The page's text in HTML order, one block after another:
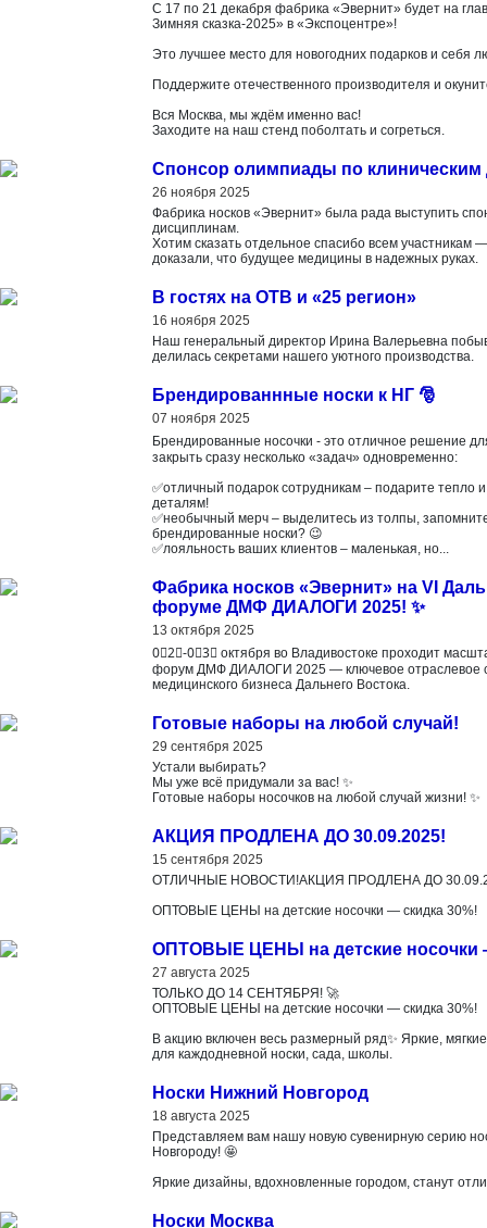
С 17 по 21 декабря фабрика «Эвернит» будет на
Зимняя сказка-2025» в «Экспоцентре»!
Это лучшее место для новогодних подарков и себя
Поддержите отечественного производителя и
Вся Москва, мы ждём именно вас!
Заходите на наш стенд поболтать и согреться.
Спонсор олимпиады по
26 ноября 2025
Фабрика носков «Эвернит» была рада выступить
дисциплинам.
Хотим сказать отдельное спасибо всем участникам
доказали, что будущее медицины в надежных руках.
В гостях на ОТВ и «25 регион»
16 ноября 2025
Наш генеральный директор Ирина Валерьевна
делилась секретами нашего уютного производства.
Брендированнные носки к НГ 🎅
07 ноября 2025
Брендированные носочки - это отличное решение
закрыть сразу несколько «задач» одновременно:
✅отличный подарок сотрудникам – подарите тепло
деталям!
✅необычный мерч – выделитесь из толпы,
брендированные носки? 😉
✅лояльность ваших клиентов – маленькая, но...
Фабрика носков «Эвернит» на VI
форуме ДМФ ДИАЛОГИ 2025! ✨
13 октября 2025
0⃣2⃣-0⃣3⃣ октября во Владивостоке проходит
форум ДМФ ДИАЛОГИ 2025 — ключевое отраслевое
медицинского бизнеса Дальнего Востока.
Готовые наборы на любой случай!
29 сентября 2025
Устали выбирать?
Мы уже всё придумали за вас! ✨
Готовые наборы носочков на любой случай жизни! ✨
АКЦИЯ ПРОДЛЕНА ДО 30.09.2025!
15 сентября 2025
ОТЛИЧНЫЕ НОВОСТИ!АКЦИЯ ПРОДЛЕНА ДО
ОПТОВЫЕ ЦЕНЫ на детские носочки — скидка 30%!
ОПТОВЫЕ ЦЕНЫ на детские носочки
27 августа 2025
ТОЛЬКО ДО 14 СЕНТЯБРЯ! 🚀
ОПТОВЫЕ ЦЕНЫ на детские носочки — скидка 30%!
В акцию включен весь размерный ряд✨ Яркие,
для каждодневной носки, сада, школы.
Носки Нижний Новгород
18 августа 2025
Представляем вам нашу новую сувенирную серию
Новгороду! 🤩
Яркие дизайны, вдохновленные городом, станут
Носки Москва